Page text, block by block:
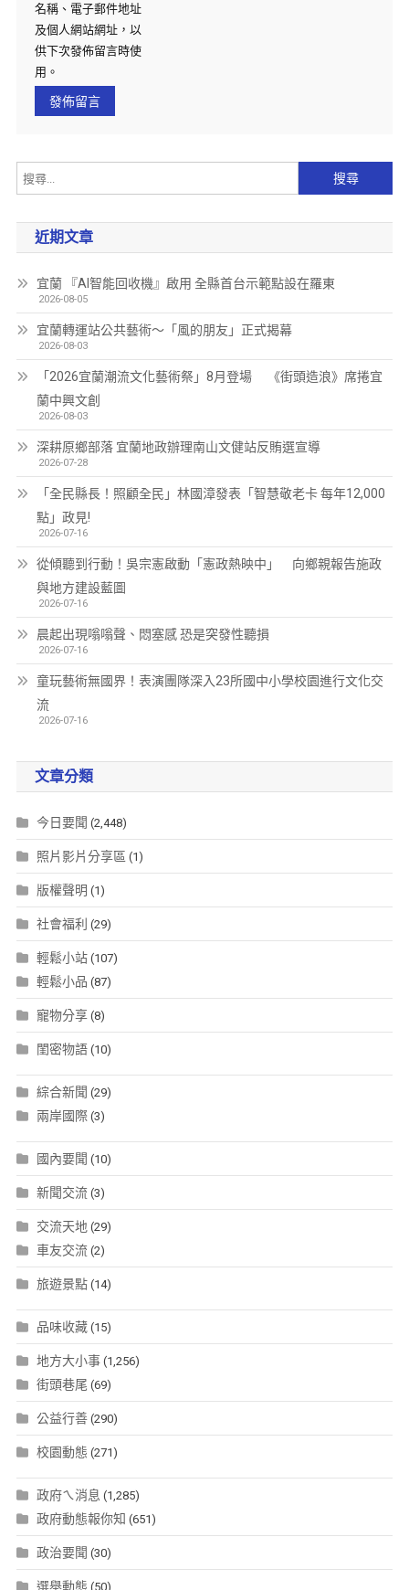
名稱、電子郵件地址
及個人網站網址，以
供下次發佈留言時使
用。
近期文章
宜蘭 『AI智能回收機』啟用 全縣首台示範點設在羅東
2026-08-05
宜蘭轉運站公共藝術～「風的朋友」正式揭幕
2026-08-03
「2026宜蘭潮流文化藝術祭」8月登場 《街頭造浪》席捲宜
蘭中興文創
2026-08-03
深耕原鄉部落 宜蘭地政辦理南山文健站反賄選宣導
2026-07-28
「全民縣長！照顧全民」林國漳發表「智慧敬老卡 每年12,000
點」政見!
2026-07-16
從傾聽到行動！吳宗憲啟動「憲政熱映中」 向鄉親報告施政
與地方建設藍圖
2026-07-16
晨起出現嗡嗡聲、悶塞感 恐是突發性聽損
2026-07-16
童玩藝術無國界！表演團隊深入23所國中小學校園進行文化交
流
2026-07-16
文章分類
今日要聞 (2,448)
照片影片分享區 (1)
版權聲明 (1)
社會福利 (29)
輕鬆小站(107)
輕鬆小品 (87)
寵物分享(8)
閨密物語(10)
綜合新聞 (29)
兩岸國際(3)
國內要聞 (10)
新聞交流(3)
交流天地(29)
車友交流(2)
旅遊景點(14)
品味收藏(15)
地方大小事(1,256)
街頭巷尾 (69)
公益行善(290)
校園動態 (271)
政府ㄟ消息 (1,285)
政府動態報你知 (651)
政治要聞 (30)
選舉動態 (50)